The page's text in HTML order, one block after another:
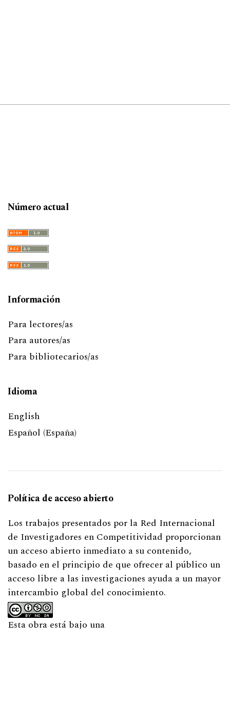
Número actual
Información
Para lectores/as
Para autores/as
Para bibliotecarios/as
Idioma
English
Español (España)
Política de acceso abierto
Los trabajos presentados por la Red Internacional
de Investigadores en Competitividad proporcionan
un acceso abierto inmediato a su contenido,
basado en el principio de que ofrecer al público un
acceso libre a las investigaciones ayuda a un mayor
intercambio global del conocimiento.
Esta obra está bajo una